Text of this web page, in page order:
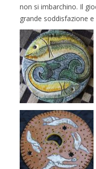
non si imbarchino. Il
grande soddisfazione